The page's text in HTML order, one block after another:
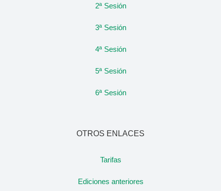
2ª Sesión
3ª Sesión
4ª Sesión
5ª Sesión
6ª Sesión
OTROS ENLACES
Tarifas
Ediciones anteriores